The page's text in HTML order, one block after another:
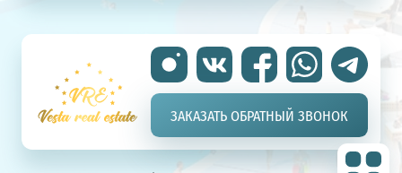
ЗАКАЗАТЬ ОБРАТНЫЙ ЗВОНОК